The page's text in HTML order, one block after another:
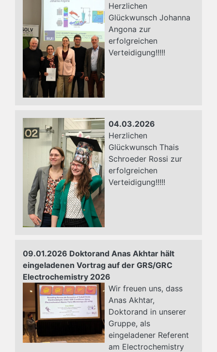
Herzlichen
Glückwunsch Johanna
Angona zur
erfolgreichen
Verteidigung!!!!!
04.03.2026
Herzlichen
Glückwunsch Thais
Schroeder Rossi zur
erfolgreichen
Verteidigung!!!!!
09.01.2026 Doktorand Anas Akhtar hält
eingeladenen Vortrag auf der GRS/GRC
Electrochemistry 2026
Wir freuen uns, dass
Anas Akhtar,
Doktorand in unserer
Gruppe, als
eingeladener Referent
am Electrochemistry